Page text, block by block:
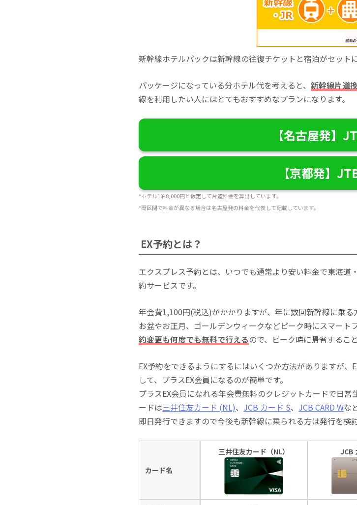
新幹線ホテルパックは新幹線の往復チケットと宿泊がセット
パッケージになっている分ホテル代を考えると、 新幹線片道
線を利用したい人にはとてもおすすめなプランになります。
【名古屋発】
【京都発】
*ホテル1泊8,000円と仮定して片道料金を算出しています。
*両区間で料金が異なる場合は名古屋発の料金を代表して記載しています。
EX予約とは？
エクスプレス予約とは、いつでも通常より安い料金で東海
約サービスです。
年会費1,100円(税込)がかかりますが、年に数回新幹線に乗る
お盆やお正月、ゴールデンウィークなどピーク時にスマート
約変更も何度でも無料で行えるので、ピーク時に帰省するこ
EX予約をできるようにするにはいくつか方法がありますが
して、プラスEX会員になるのが簡単です。
プラスEX会員になれる年会費無料のクレジットカードで日
ードは三井住友カード (NL)、 JCB カード S、 JCB CARD Wな
即日発行できますので今後も新幹線に乗られる方は発行を検
カード名
三井住友カード（NL） JCB